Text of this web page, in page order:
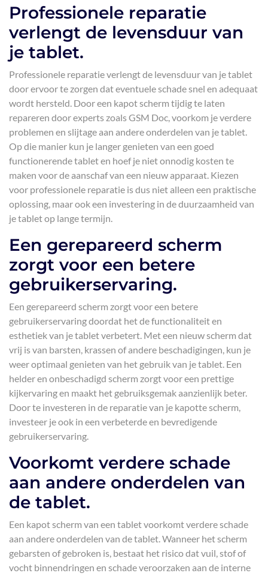
Professionele reparatie
verlengt de levensduur van
je tablet.
Professionele reparatie verlengt de levensduur van je tablet
door ervoor te zorgen dat eventuele schade snel en adequaat
wordt hersteld. Door een kapot scherm tijdig te laten
repareren door experts zoals GSM Doc, voorkom je verdere
problemen en slijtage aan andere onderdelen van je tablet.
Op die manier kun je langer genieten van een goed
functionerende tablet en hoef je niet onnodig kosten te
maken voor de aanschaf van een nieuw apparaat. Kiezen
voor professionele reparatie is dus niet alleen een praktische
oplossing, maar ook een investering in de duurzaamheid van
je tablet op lange termijn.
Een gerepareerd scherm
zorgt voor een betere
gebruikerservaring.
Een gerepareerd scherm zorgt voor een betere
gebruikerservaring doordat het de functionaliteit en
esthetiek van je tablet verbetert. Met een nieuw scherm dat
vrij is van barsten, krassen of andere beschadigingen, kun je
weer optimaal genieten van het gebruik van je tablet. Een
helder en onbeschadigd scherm zorgt voor een prettige
kijkervaring en maakt het gebruiksgemak aanzienlijk beter.
Door te investeren in de reparatie van je kapotte scherm,
investeer je ook in een verbeterde en bevredigende
gebruikerservaring.
Voorkomt verdere schade
aan andere onderdelen van
de tablet.
Een kapot scherm van een tablet voorkomt verdere schade
aan andere onderdelen van de tablet. Wanneer het scherm
gebarsten of gebroken is, bestaat het risico dat vuil, stof of
vocht binnendringen en schade veroorzaken aan de interne